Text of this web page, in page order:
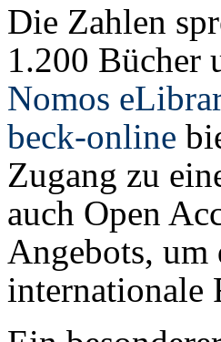
Die Zahlen
1.200 Bücher
Nomos
beck-online
Zugang zu
auch Open
Angebots, um
internationale